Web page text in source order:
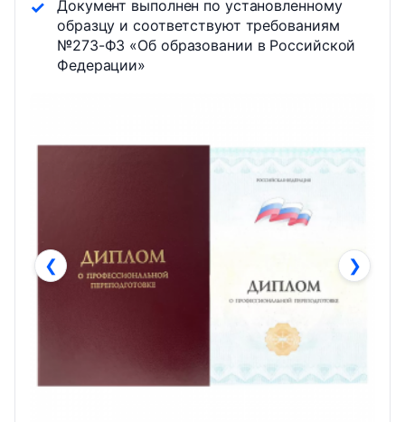
Документ выполнен по установленному
образцу и соответствуют требованиям
№273-ФЗ «Об образовании в Российской
Федерации»
❮ ❯